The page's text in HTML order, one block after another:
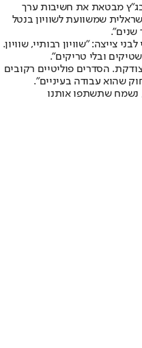
מבטאת את חשיבות ערך
שמשוועת לשוויון בנטל
שנים".
צייצה: "שוויון רבותיי, שוויון.
ובלי טריקים".
הסדרים פוליטיים רקובים
שהוא עבודה בעיניים".
נשמח שתשתפו אותנו